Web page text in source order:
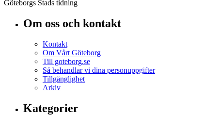
Göteborgs Stads tidning
Om oss och kontakt
Kontakt
Om Vårt Göteborg
Till goteborg.se
Så behandlar vi dina personuppgifter
Tillgänglighet
Arkiv
Kategorier